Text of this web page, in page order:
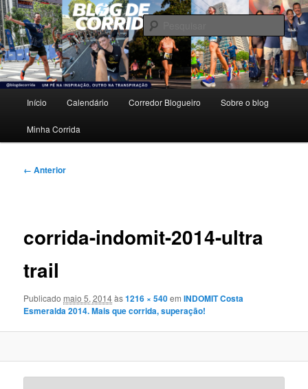
Pular
para
o
conteúdo
principalBlog de Corrida
Um pé na inspiração, outro na transpiração.
principal
Início Calendário Corredor Blogueiro Sobre o blog
Minha Corrida
Navegação
← Anterior
corrida-indomit-2014-ultra
trail
Publicadomaio 5, 2014às1216 × 540emINDOMIT Costa
Esmeralda 2014. Mais que corrida, superação!